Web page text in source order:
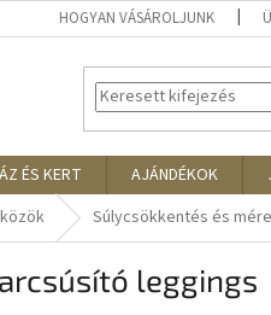
HOGYAN VÁSÁROLJUNK
ÉS KERT AJÁNDÉKOK
Súlycsökkentés és
leggings